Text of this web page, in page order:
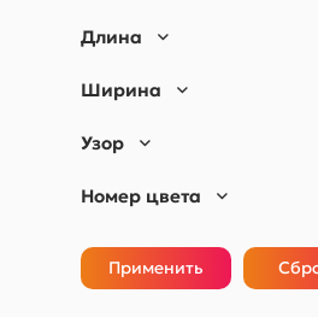
Длина
Ширина
Узор
Номер цвета